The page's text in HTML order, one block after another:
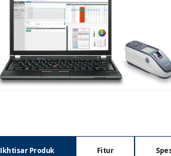
Ikhtisar Produk Fitur